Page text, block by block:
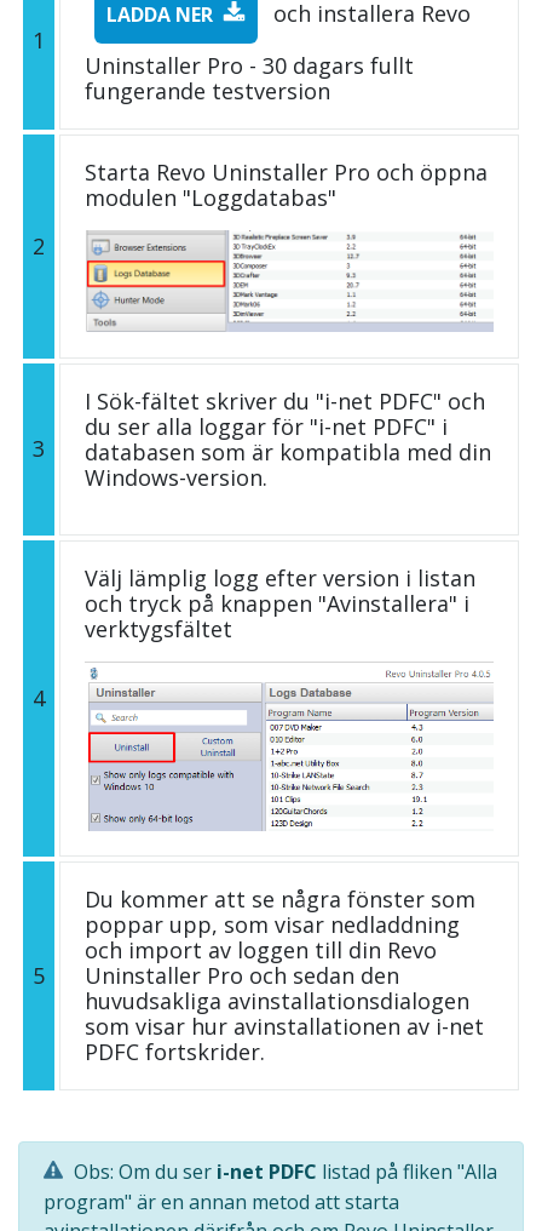
1
LADDA NER
och installera Revo
Uninstaller Pro - 30 dagars fullt
fungerande testversion
2
Starta Revo Uninstaller Pro och öppna
modulen "Loggdatabas"
3
I Sök-fältet skriver du "i-net PDFC" och
du ser alla loggar för "i-net PDFC" i
databasen som är kompatibla med din
Windows-version.
4
Välj lämplig logg efter version i listan
och tryck på knappen "Avinstallera" i
verktygsfältet
5
Du kommer att se några fönster som
poppar upp, som visar nedladdning
och import av loggen till din Revo
Uninstaller Pro och sedan den
huvudsakliga avinstallationsdialogen
som visar hur avinstallationen av i-net
PDFC fortskrider.
Obs: Om du ser i-net PDFC listad på fliken "Alla
program" är en annan metod att starta